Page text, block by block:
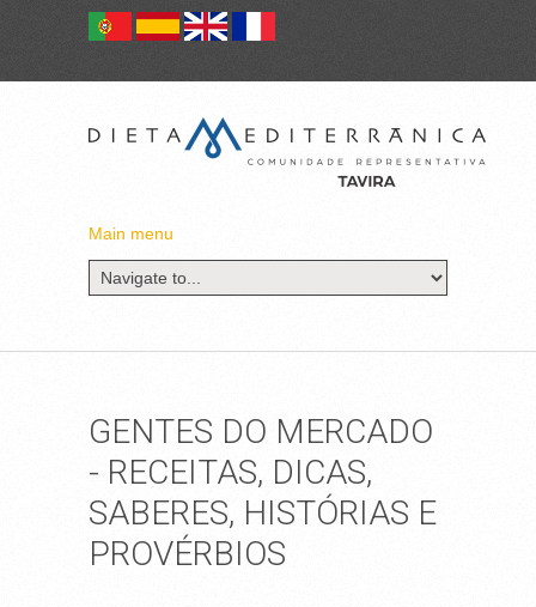
Main menu
GENTES DO MERCADO
- RECEITAS, DICAS,
SABERES, HISTÓRIAS E
PROVÉRBIOS